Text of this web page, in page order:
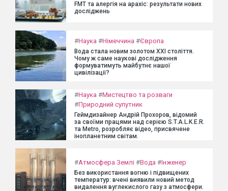
FMT та алергія на арахіс: результати нових
досліджень
#Наука #Німеччина #Європа
Вода стала новим золотом XXI століття.
Чому ж саме наукові дослідження
формуватимуть майбутнє нашої
цивілізації?
#Наука #Мистецтво та розваги
#Природний супутник
Геймдизайнер Андрій Прохоров, відомий
за своїми працями над серією S.T.A.L.K.E.R.
та Metro, розробляє відео, присвячене
інопланетним світам.
#Атмосфера Землі #Вода #Інженер
Без використання вогню і підвищених
температур: вчені виявили новий метод
видалення вуглекислого газу з атмосфери.